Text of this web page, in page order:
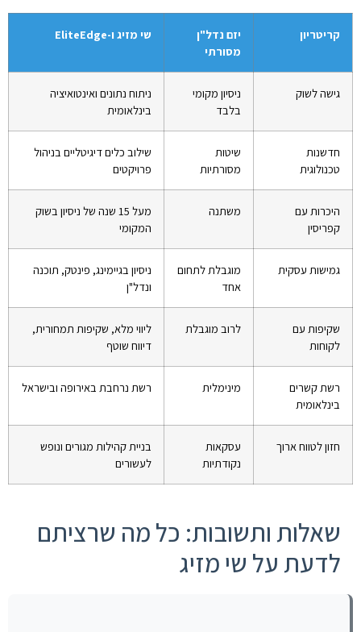
קריטריון
יזם נדל"ן
מסורתי
שי מזיג ו-EliteEdge
גישה לשוק
ניסיון מקומי
בלבד
ניתוח נתונים ואינטואיציה
בינלאומית
חדשנות
טכנולוגית
שיטות
מסורתיות
שילוב כלים דיגיטליים בניהול
פרויקטים
היכרות עם
קפריסין
משתנה
מעל 15 שנה של ניסיון בשוק
המקומי
גמישות עסקית
מוגבלת לתחום
אחד
ניסיון בגיימינג, פינטק, תוכנה
ונדל"ן
שקיפות עם
לקוחות
לרוב מוגבלת
ליווי מלא, שקיפות תמחורית,
דיווח שוטף
רשת קשרים
בינלאומית
מינימלית רשת נרחבת באירופה ובישראל
חזון לטווח ארוך
עסקאות
נקודתיות
בניית קהילות מגורים ונופש
לעשורים
שאלות ותשובות: כל מה שרציתם
לדעת על שי מזיג